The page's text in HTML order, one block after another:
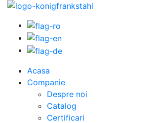
Acasa
Companie
Despre noi
Catalog
Certificari